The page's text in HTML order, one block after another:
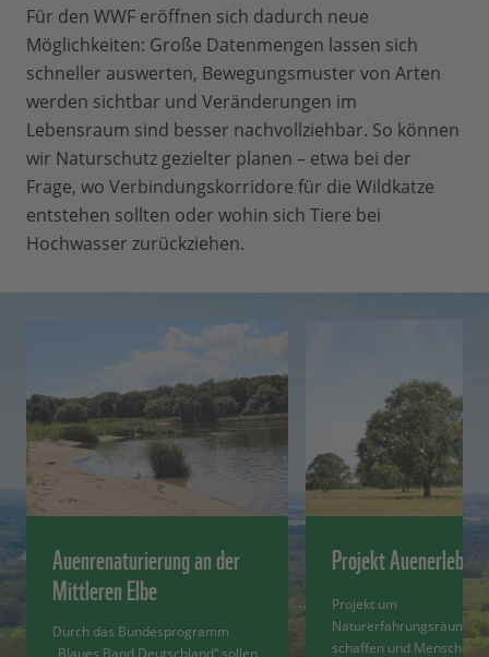
Für den WWF eröffnen sich dadurch neue
Möglichkeiten: Große Datenmengen lassen sich
schneller auswerten, Bewegungsmuster von Arten
werden sichtbar und Veränderungen im
Lebensraum sind besser nachvollziehbar. So können
wir Naturschutz gezielter planen – etwa bei der
Frage, wo Verbindungskorridore für die Wildkatze
entstehen sollten oder wohin sich Tiere bei
Hochwasser zurückziehen.
Auenrenaturierung an der
Mittleren Elbe
Durch das Bundesprogramm
Projekt Auenerlebnis
Projekt um
Naturerfahrungsräume
schaffen und Menschen